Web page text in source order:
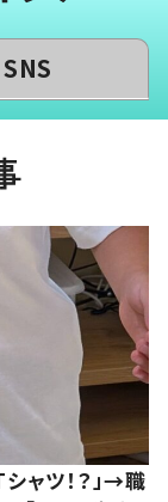
SNS
ャツ！？」→職